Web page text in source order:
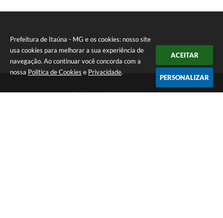
Prefeitura de Itaúna - MG e os cookies: nosso site
usa cookies para melhorar a sua experiência de
navegação. Ao continuar você concorda com a
nossa Política de Cookies e Privacidade.
ACEITAR
PERSONALIZAR
Telefone: (37) 3249-9500